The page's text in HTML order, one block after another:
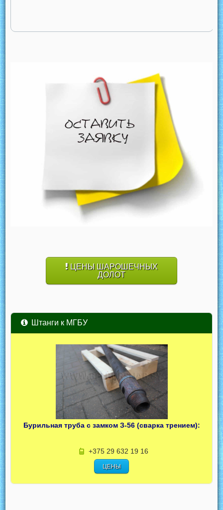
ЦЕНЫ ШАРОШЕЧНЫХ
ДОЛОТ
Штанги к МГБУ
Бурильная труба с замком З-56 (сварка трением):
+375 29 632 19 16
ЦЕНЫ